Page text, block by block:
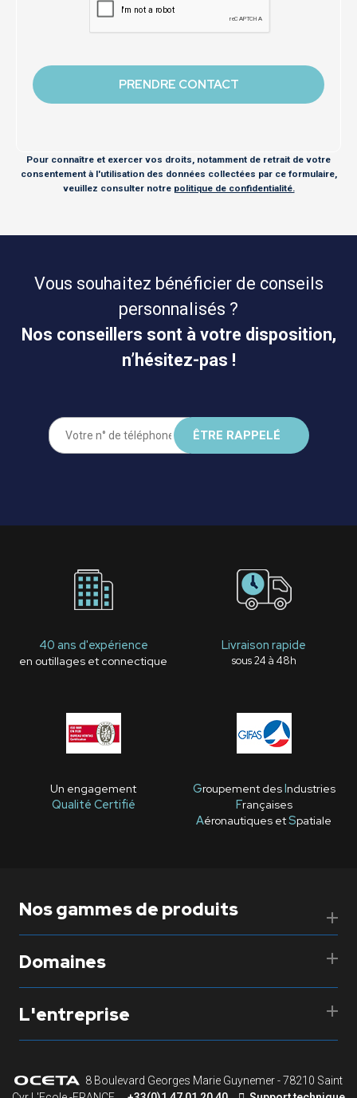
Pour connaître et exercer vos droits, notamment de retrait de votre
consentement à l'utilisation des données collectées par ce formulaire,
veuillez consulter notre politique de confidentialité.
Vous souhaitez bénéficier de conseils
personnalisés ?
Nos conseillers sont à votre disposition,
n’hésitez-pas !
40 ans d'expérience
en outillages et connectique
Livraison rapide
sous 24 à 48h
Un engagement
Qualité Certifié
Groupement desIndustries
Françaises
Aéronautiques etSpatiale
Nos gammes de produits
Domaines
L'entreprise
8 Boulevard Georges Marie Guynemer - 78210 Saint